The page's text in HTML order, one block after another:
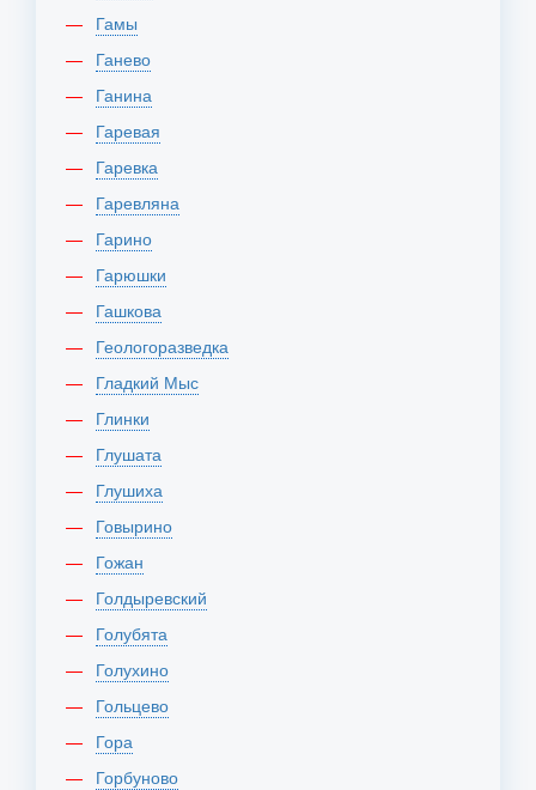
Гамы
Ганево
Ганина
Гаревая
Гаревка
Гаревляна
Гарино
Гарюшки
Гашкова
Геологоразведка
Гладкий Мыс
Глинки
Глушата
Глушиха
Говырино
Гожан
Голдыревский
Голубята
Голухино
Гольцево
Гора
Горбуново